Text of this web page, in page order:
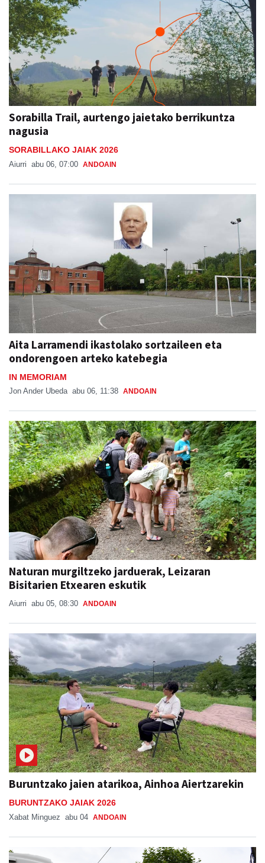
Sorabilla Trail, aurtengo jaietako berrikuntza
nagusia
SORABILLAKO JAIAK 2026
Aiurri abu 06, 07:00 ANDOAIN
Aita Larramendi ikastolako sortzaileen eta
ondorengoen arteko katebegia
IN MEMORIAM
Jon Ander Ubeda abu 06, 11:38 ANDOAIN
Naturan murgiltzeko jarduerak, Leizaran
Bisitarien Etxearen eskutik
Aiurri abu 05, 08:30 ANDOAIN
Buruntzako jaien atarikoa, Ainhoa Aiertzarekin
BURUNTZAKO JAIAK 2026
Xabat Minguez abu 04 ANDOAIN